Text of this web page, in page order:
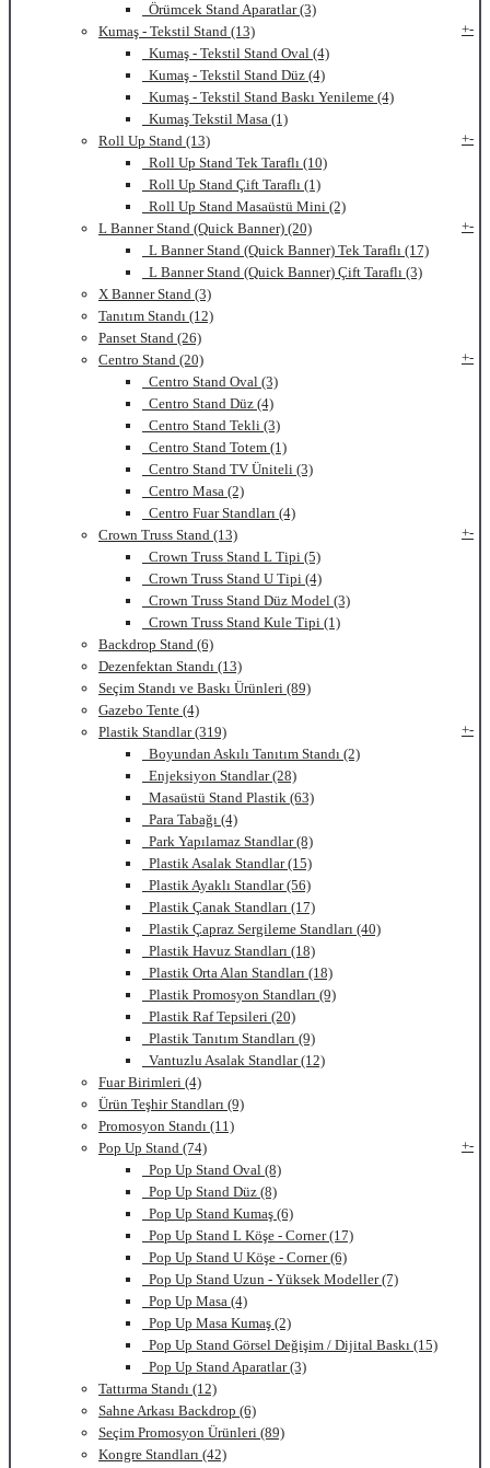
Örümcek Stand Aparatlar (3)
Kumaş - Tekstil Stand (13)
+-
Kumaş - Tekstil Stand Oval (4)
Kumaş - Tekstil Stand Düz (4)
Kumaş - Tekstil Stand Baskı Yenileme (4)
Kumaş Tekstil Masa (1)
Roll Up Stand (13)
+-
Roll Up Stand Tek Taraflı (10)
Roll Up Stand Çift Taraflı (1)
Roll Up Stand Masaüstü Mini (2)
L Banner Stand (Quick Banner) (20)
+-
L Banner Stand (Quick Banner) Tek Taraflı (17)
L Banner Stand (Quick Banner) Çift Taraflı (3)
X Banner Stand (3)
Tanıtım Standı (12)
Panset Stand (26)
Centro Stand (20)
+-
Centro Stand Oval (3)
Centro Stand Düz (4)
Centro Stand Tekli (3)
Centro Stand Totem (1)
Centro Stand TV Üniteli (3)
Centro Masa (2)
Centro Fuar Standları (4)
Crown Truss Stand (13)
+-
Crown Truss Stand L Tipi (5)
Crown Truss Stand U Tipi (4)
Crown Truss Stand Düz Model (3)
Crown Truss Stand Kule Tipi (1)
Backdrop Stand (6)
Dezenfektan Standı (13)
Seçim Standı ve Baskı Ürünleri (89)
Gazebo Tente (4)
Plastik Standlar (319)
+-
Boyundan Askılı Tanıtım Standı (2)
Enjeksiyon Standlar (28)
Masaüstü Stand Plastik (63)
Para Tabağı (4)
Park Yapılamaz Standlar (8)
Plastik Asalak Standlar (15)
Plastik Ayaklı Standlar (56)
Plastik Çanak Standları (17)
Plastik Çapraz Sergileme Standları (40)
Plastik Havuz Standları (18)
Plastik Orta Alan Standları (18)
Plastik Promosyon Standları (9)
Plastik Raf Tepsileri (20)
Plastik Tanıtım Standları (9)
Vantuzlu Asalak Standlar (12)
Fuar Birimleri (4)
Ürün Teşhir Standları (9)
Promosyon Standı (11)
Pop Up Stand (74)
+-
Pop Up Stand Oval (8)
Pop Up Stand Düz (8)
Pop Up Stand Kumaş (6)
Pop Up Stand L Köşe - Corner (17)
Pop Up Stand U Köşe - Corner (6)
Pop Up Stand Uzun - Yüksek Modeller (7)
Pop Up Masa (4)
Pop Up Masa Kumaş (2)
Pop Up Stand Görsel Değişim / Dijital Baskı (15)
Pop Up Stand Aparatlar (3)
Tattırma Standı (12)
Sahne Arkası Backdrop (6)
Seçim Promosyon Ürünleri (89)
Kongre Standları (42)